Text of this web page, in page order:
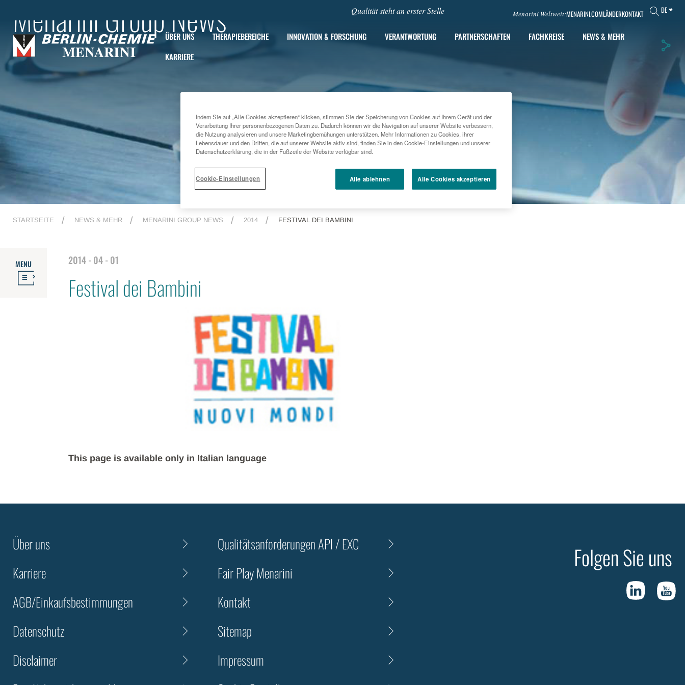
Qualität steht an erster Stelle Menarini Weltweit:MENARINI.COMLÄNDERKONTAKT DE
ÜBER UNS THERAPIEBEREICHE INNOVATION & FORSCHUNG VERANTWORTUNG PARTNERSCHAFTEN FACHKREISE
NEWS & MEHR
KARRIERE
Menarini Group News
STARTSEITE NEWS & MEHR MENARINI GROUP NEWS 2014 FESTIVAL DEI BAMBINI
MENU 2014 - 04 - 01
Festival dei Bambini
This page is available only in Italian language
Über uns
Karriere
AGB/Einkaufsbestimmungen
Datenschutz
Disclaimer
Qualitätsanforderungen API / EXC
Fair Play Menarini
Kontakt
Sitemap
Impressum
Folgen Sie uns
Indem Sie auf „Alle Cookies akzeptieren“ klicken, stimmen Sie der Speicherung von Cookies auf Ihrem Gerät und der
Verarbeitung Ihrer personenbezogenen Daten zu. Dadurch können wir die Navigation auf unserer Website verbessern,
die Nutzung analysieren und unsere Marketingbemühungen unterstützen. Mehr Informationen zu Cookies, ihrer
Lebensdauer und den Dritten, die auf unserer Website aktiv sind, finden Sie in den Cookie-Einstellungen und unserer
Datenschutzerklärung, die in der Fußzeile der Website verfügbar sind.
Cookie-Einstellungen Alle ablehnen Alle Cookies akzeptieren